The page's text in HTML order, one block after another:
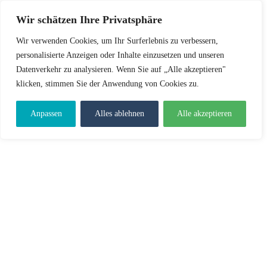
Wir schätzen Ihre Privatsphäre
Wir verwenden Cookies, um Ihr Surferlebnis zu verbessern,
personalisierte Anzeigen oder Inhalte einzusetzen und unseren
Datenverkehr zu analysieren. Wenn Sie auf „Alle akzeptieren"
klicken, stimmen Sie der Anwendung von Cookies zu.
Anpassen Alles ablehnen Alle akzeptieren